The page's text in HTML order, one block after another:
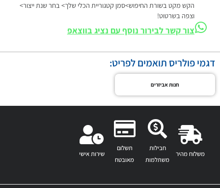
הקש מקט בשורת החיפוש>סמן קטגוריית הכלי שלך> בחר שנת ייצור>
וצפה בשרטוט!
צור קשר לבירור נוסף עם נציג בווצאפ
דגמי פולריס תואמים לפריט:
חנות אביזרים
משלוח מהיר
חבילות
משתלמות
תשלום
מאובטח
שירות אישי